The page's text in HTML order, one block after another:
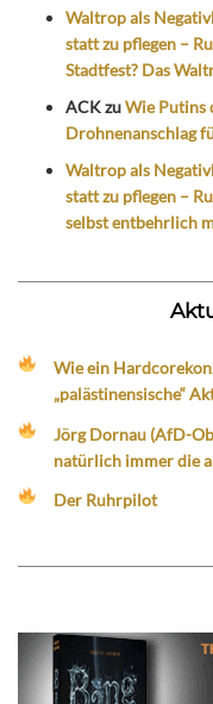
Waltrop als
statt zu pflegen –
Stadtfest? Das
ACKzuWie Putins
Drohnenanschlag
Waltrop als
statt zu pflegen –
selbst entbehrlich
Wie ein
„palästinensische“
Jörg Dornau (AfD-
natürlich immer die
Der Ruhrpilot